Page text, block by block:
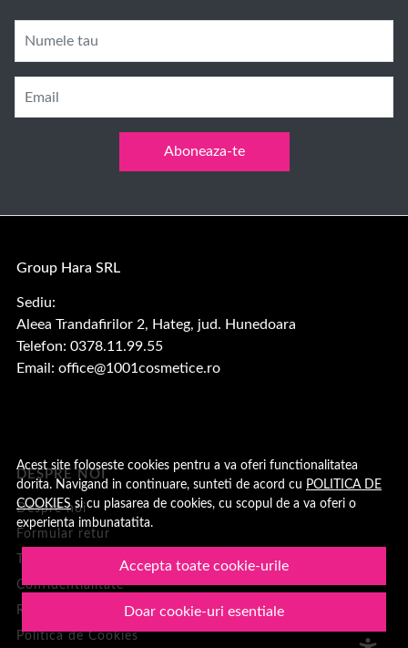
Acest site foloseste cookies pentru a va oferi functionalitatea
dorita. Navigand in continuare, sunteti de acord cu POLITICA DE
COOKIESsi cu plasarea de cookies, cu scopul de a va oferi o
experienta imbunatatita.
Accepta toate cookie-urile
Doar cookie-uri esentiale
Numele tau
Email
Aboneaza-te
Group Hara SRL
Sediu:
Aleea Trandafirilor 2, Hateg, jud. Hunedoara
Telefon: 0378.11.99.55
Email: office@1001cosmetice.ro
DESPRE NOI
Despre noi
Formular retur
Termeni si conditii
Confidentialitate
Recenzii clienți
Politica de Cookies